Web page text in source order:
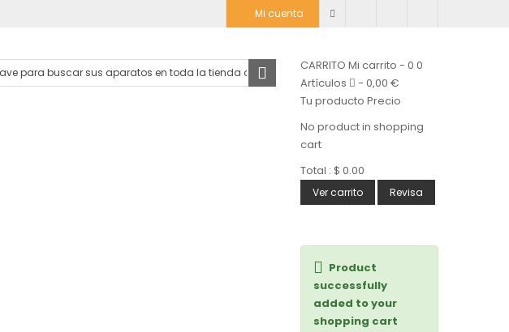
Mi cuenta
CARRITO Mi carrito - 0 0
Artículos
- 0,00 €
Tu producto Precio
No product in shopping
cart
Total : $ 0.00
Ver carrito Revisa
Product
successfully
added to your
shopping cart